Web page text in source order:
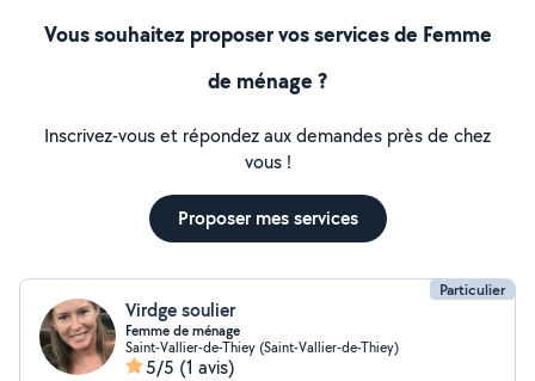
Vous souhaitez proposer vos services de Femme
de ménage ?
Inscrivez-vous et répondez aux demandes près de chez
vous !
Proposer mes services
Particulier
Virdge soulier
Femme de ménage
Saint-Vallier-de-Thiey (Saint-Vallier-de-Thiey)
5/5 (1 avis)